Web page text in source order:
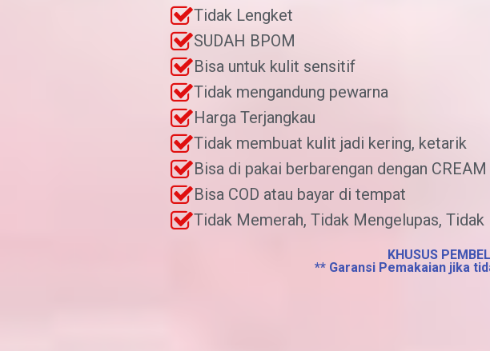
Tidak Lengket
SUDAH BPOM
Bisa untuk kulit sensitif
Tidak mengandung pewarna
Harga Terjangkau
Tidak membuat kulit jadi kering, ketarik
Bisa di pakai berbarengan dengan CREAM
Bisa COD atau bayar di tempat
Tidak Memerah, Tidak Mengelupas, Tidak
KHUSUS
** Garansi Pemakaian jika